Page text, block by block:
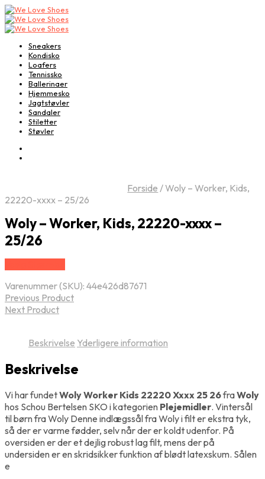
Sneakers
Kondisko
Loafers
Tennissko
Ballerinaer
Hjemmesko
Jagtstøvler
Sandaler
Stiletter
Støvler
Forside /Woly – Worker, Kids,
22220-xxxx – 25/26
Woly – Worker, Kids, 22220-xxxx –
25/26
Varenummer (SKU): 44e426d87671
Previous Product
Next Product
Beskrivelse Yderligere information
Beskrivelse
Vi har fundetWoly Worker Kids 22220 Xxxx 25 26fraWoly
hos Schou Bertelsen SKO i kategorien Plejemidler. Vintersål
til børn fra Woly Denne indlægssål fra Woly i filt er ekstra tyk,
så der er varme fødder, selv når der er koldt udenfor. På
oversiden er der et dejlig robust lag filt, mens der på
undersiden er en skridsikker funktion af blødt latexskum. Sålen
e